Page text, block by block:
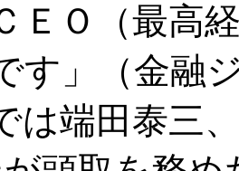
ＥＯ（最高
す」（金融
は端田泰三